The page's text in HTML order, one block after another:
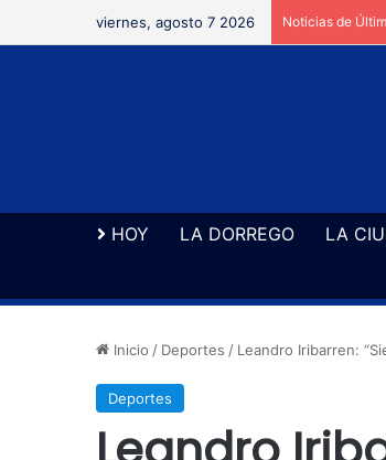
viernes, agosto 7 2026 Noticias de
HOY LA DORREGO LA
Inicio / Deportes / Leandro Iribarren:
Deportes